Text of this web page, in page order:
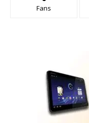
Fans